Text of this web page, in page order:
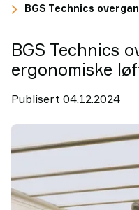
BGS Technics
BGS Technics
ergonomiske
Publisert 04.12.2024
&
Support
Referanser
Innsikt
oss
Hvorfor